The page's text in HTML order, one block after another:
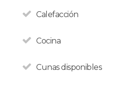
Calefacción
Cocina
Cunas disponibles